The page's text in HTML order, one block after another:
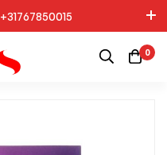
+31767850015
0